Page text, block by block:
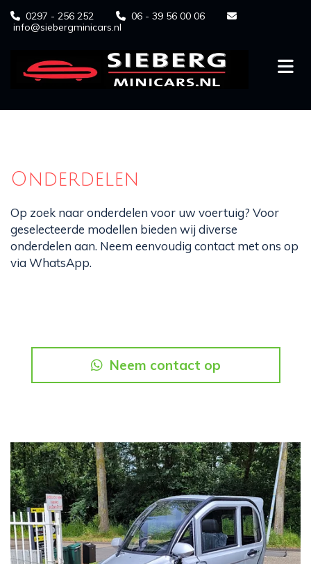
 0297 - 256 252  06 - 39 56 00 06 
info@siebergminicars.nl
Onderdelen
Op zoek naar onderdelen voor uw voertuig? Voor
geselecteerde modellen bieden wij diverse
onderdelen aan. Neem eenvoudig contact met ons op
via WhatsApp.
Neem contact op